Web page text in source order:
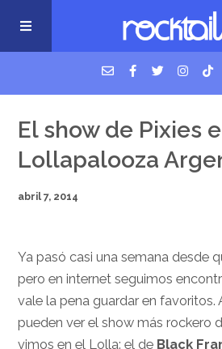
USM Podcast
Cigarrillos en la cama
El show de Pixies
Lollapalooza
abril 7, 2014
Ya pasó casi una semana desde
pero en internet seguimos
vale la pena guardar en favoritos.
pueden ver el show más rockero
vimos en el Lolla: el de Black